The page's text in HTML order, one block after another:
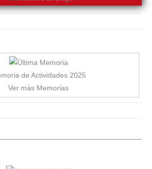
de Actividades 2025
Ver más Memorias